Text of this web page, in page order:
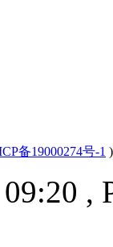
备19000274号-1 )
,